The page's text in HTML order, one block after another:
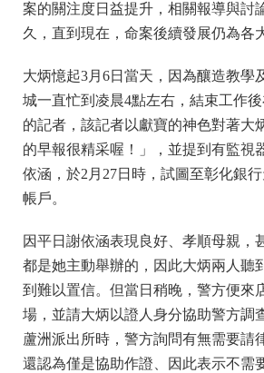
案的關注度日益提升，相關報導與討
久，直到現在，命案後續發展仍為各
大炳憶起3月6日當天，因為釀造教學
城一直忙到凌晨4點左右，結束工作
的記者，該記者以獻寶的神色對著大
的早報很精采喔！」，並提到有監視
依涵，於2月27日時，試圖至彰化銀
帳戶。
因平日謝依涵表現良好、孝順母親，
都是她主動舉辦的，因此大炳兩人聽
到難以置信。但當日稍晚，警方便來
場，並請大炳以證人身分協助警方調
蘆洲派出所時，警方詢問有無需要請
還認為僅是協助作證、因此表示不需